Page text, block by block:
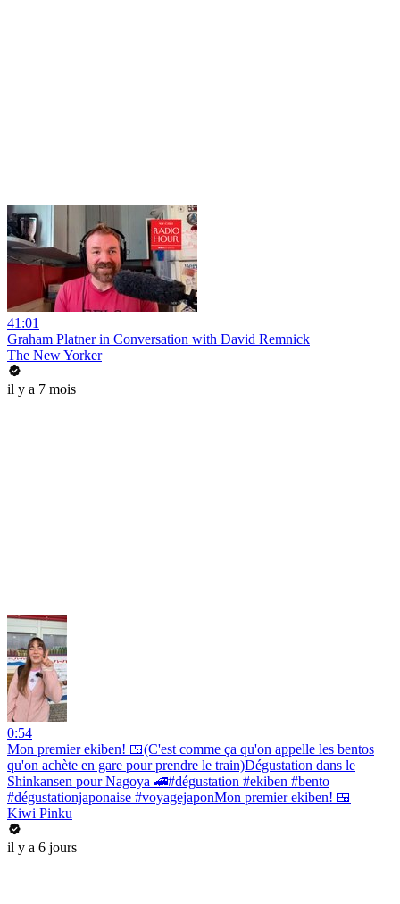
41:01
Graham Platner in Conversation with David Remnick
The New Yorker
il y a 7 mois
0:54
Mon premier ekiben! 🍱(C'est comme ça qu'on appelle les bentos
qu'on achète en gare pour prendre le train)Dégustation dans le
Shinkansen pour Nagoya 🚄#dégustation #ekiben #bento
#dégustationjaponaise #voyagejaponMon premier ekiben! 🍱
Kiwi Pinku
il y a 6 jours